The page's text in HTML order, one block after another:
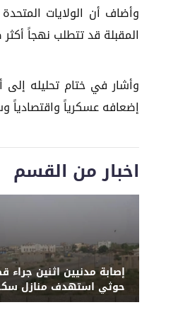
وأضاف أن الولايات المتحدة
المقبلة قد تتطلب نهجاً
وأشار في ختام تحليله إلى
إضعافه عسكرياً واقتصادياً
اخبار من القسم
إصابة مدنيين اثنين
حوثي استهدف منازل
جنوب الحديدة